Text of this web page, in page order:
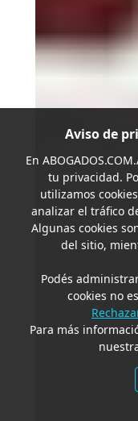
Aviso de
En
tu privacidad.
utilizamos
analizar el tráfico
Algunas cookies
del sitio,
Podés
cookies no
Para más